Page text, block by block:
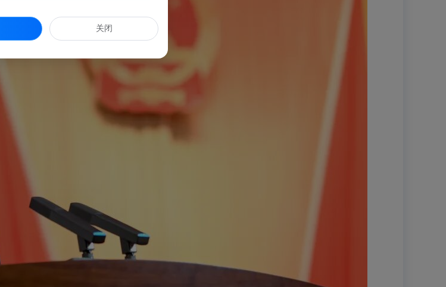
关闭